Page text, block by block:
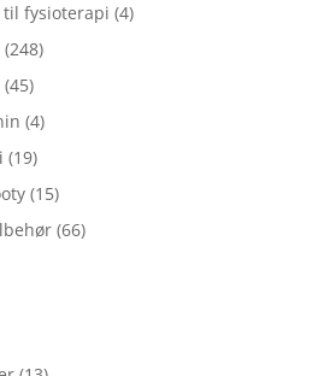
fysioterapi (4)
(248)
(45)
(4)
(19)
(15)
(66)